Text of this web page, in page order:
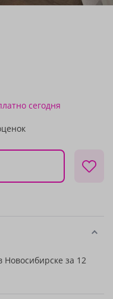
сегодня
Новосибирске за 12